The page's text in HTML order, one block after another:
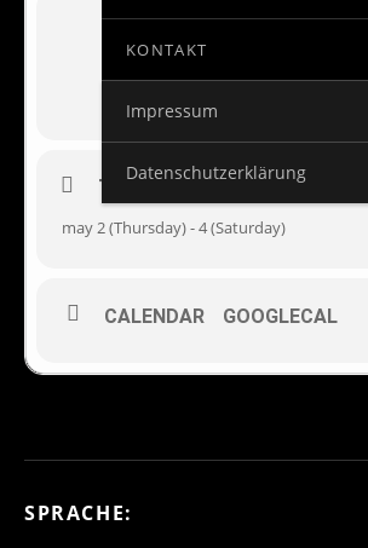
KONTAKT
Impressum
Datenschutzerklärung
TIME
may 2 (Thursday) - 4 (Saturday)
CALENDAR GOOGLECAL
SPRACHE: